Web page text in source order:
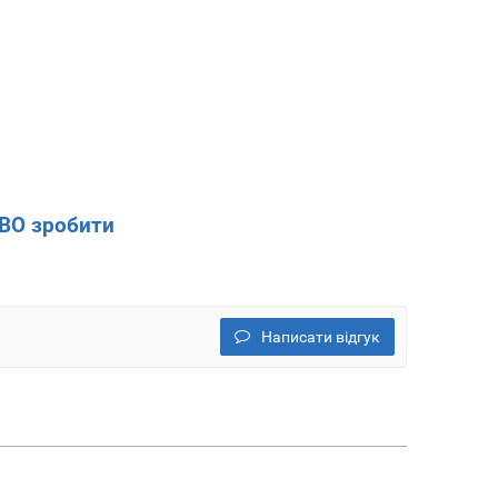
зробити
Написати відгук